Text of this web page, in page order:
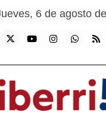
6 de agosto